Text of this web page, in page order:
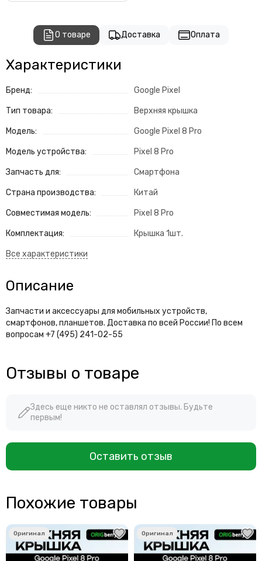
О товаре Доставка Оплата
Характеристики
Бренд: Google Pixel
Тип товара: Верхняя крышка
Модель: Google Pixel 8 Pro
Модель устройства: Pixel 8 Pro
Запчасть для: Смартфона
Страна производства: Китай
Совместимая модель: Pixel 8 Pro
Комплектация: Крышка 1шт.
Описание
Запчасти и аксессуары для мобильных устройств,
смартфонов, планшетов. Доставка по всей России! По всем
вопросам +7 (495) 241-02-55
Отзывы о товаре
Здесь еще никто не оставлял отзывы. Будьте
первым!
Оставить отзыв
Похожие товары